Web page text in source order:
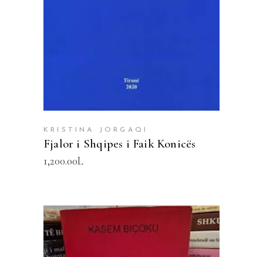
KRISTINA JORGAQI
Fjalor i Shqipes i Faik Konicës
1,200.00L